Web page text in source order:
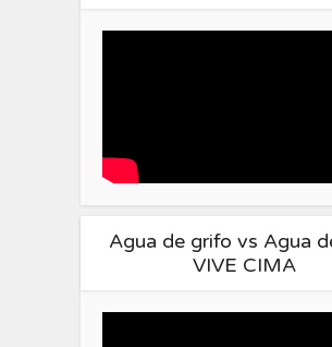
Agua de grifo vs Agua
VIVE CIMA